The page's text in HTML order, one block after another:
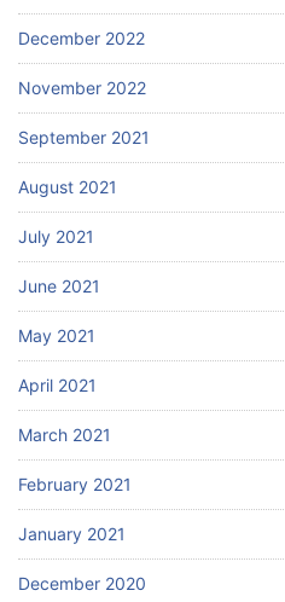
December 2022
November 2022
September 2021
August 2021
July 2021
June 2021
May 2021
April 2021
March 2021
February 2021
January 2021
December 2020